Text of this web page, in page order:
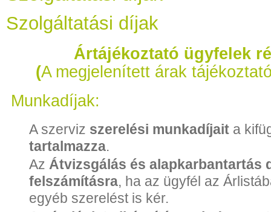
Szolgáltatási díjak
Ártájékoztató ügyfelek
(A megjelenített árak
Munkadíjak:
A szerviz szerelési munkadíjait a
tartalmazza.
Az Átvizsgálás és alapkarbantartás
felszámításra, ha az ügyfél az
egyéb szerelést is kér.